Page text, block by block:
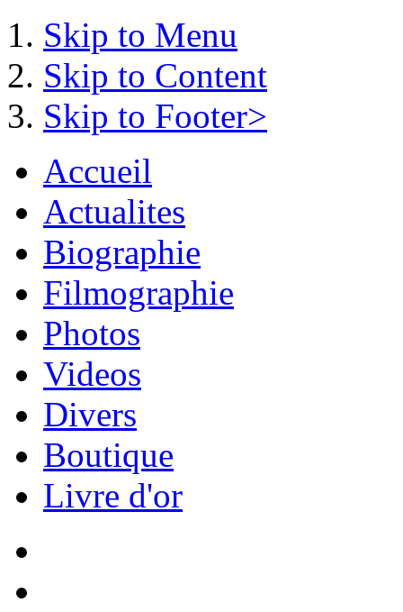
Skip to Menu
Skip to Content
Skip to Footer>
Accueil
Actualites
Biographie
Filmographie
Photos
Videos
Divers
Boutique
Livre d'or